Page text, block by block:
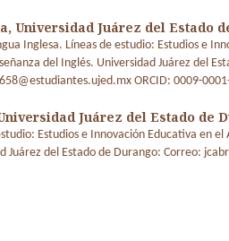
Universidad Juárez del Estado
Inglesa. Líneas de estudio: Estudios e
del Inglés. Universidad Juárez del
ORCID: 0009-
Juárez del Estado de
Estudios e Innovación Educativa en el
Juárez del Estado de Durango: Correo: